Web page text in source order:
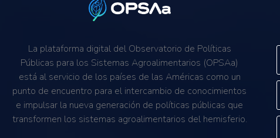
La plataforma digital del Observatorio de Políticas
Públicas para los Sistemas Agroalimentarios (OPSAa)
está al servicio de los países de las Américas como un
punto de encuentro para el intercambio de conocimientos
e impulsar la nueva generación de políticas públicas que
transformen los sistemas agroalimentarios del hemisferio.